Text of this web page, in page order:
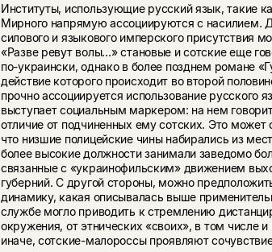
Институты, использующие русский язык, такие
Мирного напрямую ассоциируются с насилием.
силового и языкового имперского присутствия
«Разве ревут волы…» становые и сотские еще
по-украински, однако в более позднем романе
действие которого происходит во второй
прочно ассоциируется использование русского
выступает социальным маркером: на нем
отличие от подчиненных ему сотских. Это может
что низшие полицейские чины набирались из
более высокие должности занимали заведомо
связанные с «украинофильским» движением
губерний. С другой стороны, можно
динамику, какая описывалась выше
службе могло приводить к стремлению
окружения, от этнических «своих», в том числе
иначе, сотские-малороссы проявляют